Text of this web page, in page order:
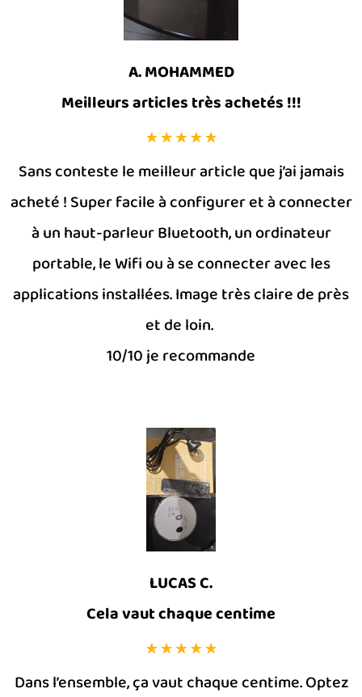
A. MOHAMMED
Meilleurs articles très achetés !!!
Sans conteste le meilleur article que j’ai jamais
acheté ! Super facile à configurer et à connecter
à un haut-parleur Bluetooth, un ordinateur
portable, le Wifi ou à se connecter avec les
applications installées. Image très claire de près
et de loin.
10/10 je recommande
LUCAS C.
Cela vaut chaque centime
Dans l’ensemble, ça vaut chaque centime. Optez